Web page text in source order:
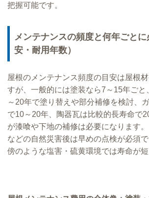
把握可能です。
メンテナンスの頻度と何年ごとに
安・耐用年数）
屋根のメンテナンス頻度の目安は屋根
すが、一般的には塗装なら7～15年ごと
～20年で塗り替えや部分補修を検討、
で10～20年、陶器瓦は比較的長寿命で
が漆喰や下地の補修は必要になります
などの自然災害後は早めの点検が必須
傍のような塩害・硫黄環境では寿命が短